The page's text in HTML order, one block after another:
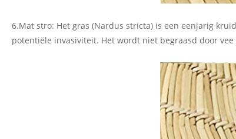
6.Mat stro: Het gras (Nardus stricta) is een eenjarig
potentiële invasiviteit. Het wordt niet begraasd door